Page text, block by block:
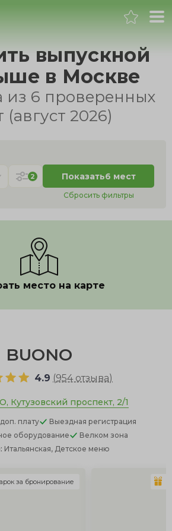
выпускной
в Москве
из 6 проверенных
(август 2026)
2 Показать6 мест
Сбросить фильтры
место на карте
BUONO
4.9 (954 отзыва)
Кутузовский проспект, 2/1
плату
Выездная регистрация
оборудование
Велком зона
Итальянская, Детское меню
за бронирование